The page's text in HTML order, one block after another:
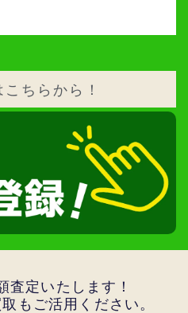
ちらから！
査定いたします！
もご活用ください。